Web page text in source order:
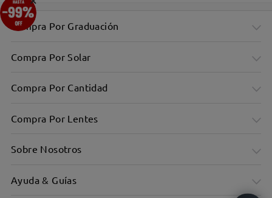
Compra Por Graduación
Compra Por Solar
Compra Por Cantidad
Compra Por Lentes
Sobre Nosotros
Ayuda & Guías